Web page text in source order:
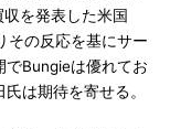
を発表した米国
その反応を基にサー
でBungieは優れてお
は期待を寄せる。